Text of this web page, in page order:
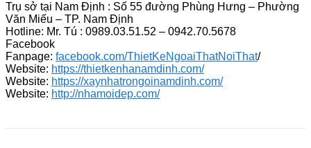
Trụ sở tại Nam Định : Số 55 đường Phùng Hưng – Phường
Văn Miếu – TP. Nam Định
Hotline: Mr. Tú : 0989.03.51.52 – 0942.70.5678
Facebook
Fanpage: facebook.com/ThietKeNgoaiThatNoiThat/
Website: https://thietkenhanamdinh.com/
Website: https://xaynhatrongoinamdinh.com/
Website: http://nhamoidep.com/